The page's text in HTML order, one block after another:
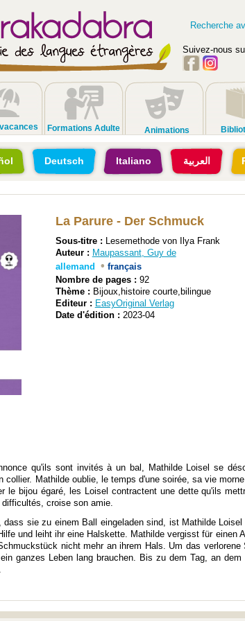
Recherche
Suivez-nous
Formations Adulte Animations
Deutsch Italiano العربية
La Parure - Der Schmuck
Sous-titre : Lesemethode von Ilya Frank
Auteur : Maupassant, Guy de
allemand
• français
Nombre de pages : 92
Thème : Bijoux,histoire courte,bilingue
Editeur : EasyOriginal Verlag
Date d'édition : 2023-04
qu'ils sont invités à un bal, Mathilde Loisel se
collier. Mathilde oublie, le temps d'une soirée, sa vie
le bijou égaré, les Loisel contractent une dette qu'ils
croise son amie.
sie zu einem Ball eingeladen sind, ist Mathilde
und leiht ihr eine Halskette. Mathilde vergisst für
nicht mehr an ihrem Hals. Um das
ganzes Leben lang brauchen. Bis zu dem Tag, an